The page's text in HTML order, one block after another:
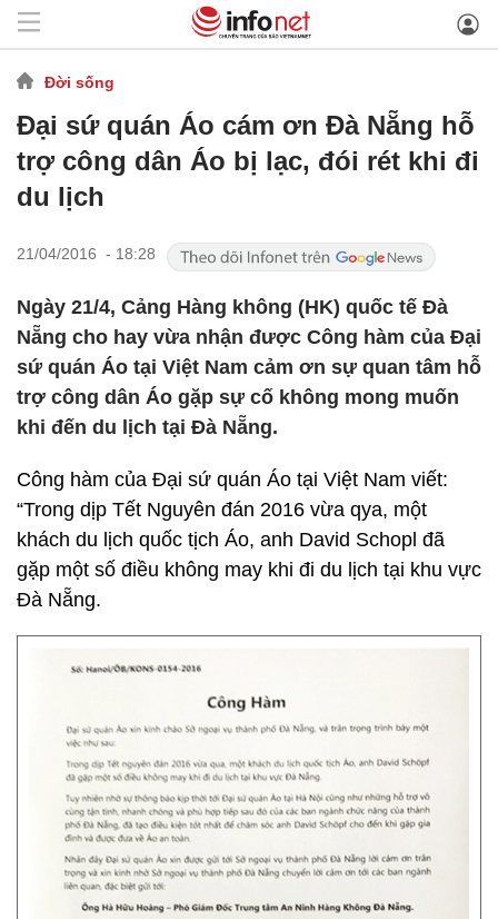
Đời sống
Đại sứ quán Áo cám ơn Đà Nẵng hỗ
trợ công dân Áo bị lạc, đói rét khi đi
du lịch
21/04/2016 - 18:28
Ngày 21/4, Cảng Hàng không (HK) quốc tế Đà
Nẵng cho hay vừa nhận được Công hàm của Đại
sứ quán Áo tại Việt Nam cảm ơn sự quan tâm hỗ
trợ công dân Áo gặp sự cố không mong muốn
khi đến du lịch tại Đà Nẵng.
Công hàm của Đại sứ quán Áo tại Việt Nam viết:
“Trong dịp Tết Nguyên đán 2016 vừa qya, một
khách du lịch quốc tịch Áo, anh David Schopl đã
gặp một số điều không may khi đi du lịch tại khu vực
Đà Nẵng.